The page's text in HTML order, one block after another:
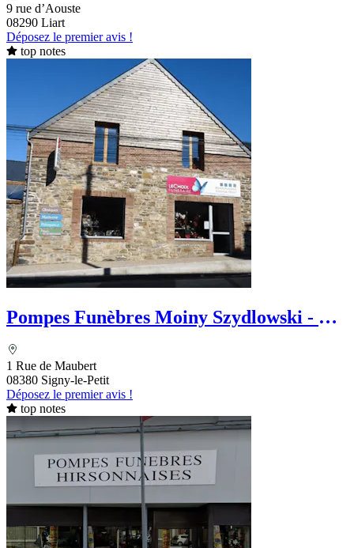
9 rue d’Aouste
08290 Liart
Déposez le premier avis !
top notes
Pompes Funèbres Moiny Szydlowski - Le
1 Rue de Maubert
08380 Signy-le-Petit
Déposez le premier avis !
top notes